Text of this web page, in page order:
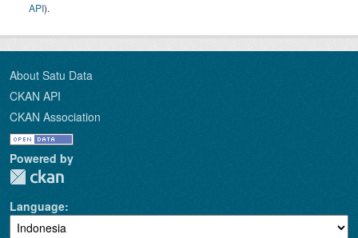
API).
About Satu Data
CKAN API
CKAN Association
Powered by
Language